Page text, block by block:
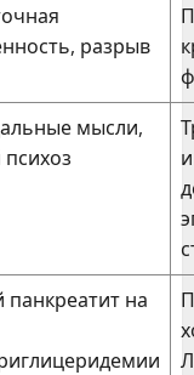
разрыв
мысли,
на